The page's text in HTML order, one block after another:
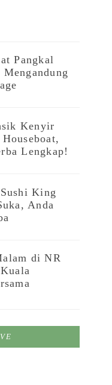
Pangkal
Mengandung
Kenyir
Lengkap!
King
Anda
di NR